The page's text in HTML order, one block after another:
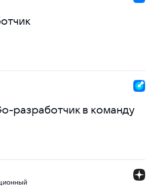
разработчик в команду